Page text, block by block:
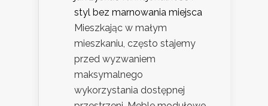
styl bez marnowania miejsca
Mieszkając w małym
mieszkaniu, często stajemy
przed wyzwaniem
maksymalnego
wykorzystania dostępnej